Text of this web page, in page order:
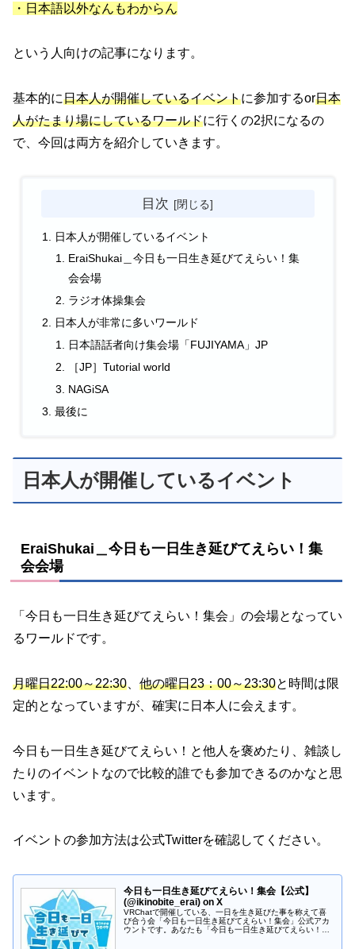
・日本語以外なんもわからん
という人向けの記事になります。
基本的に日本人が開催しているイベントに参加するor日本
人がたまり場にしているワールドに行くの2択になるの
で、今回は両方を紹介していきます。
目次
日本人が開催しているイベント
EraiShukai＿今日も一日生き延びてえらい！集
会会場
ラジオ体操集会
日本人が非常に多いワールド
日本語話者向け集会場「FUJIYAMA」JP
［JP］Tutorial world
NAGiSA
最後に
日本人が開催しているイベント
EraiShukai＿今日も一日生き延びてえらい！集
会会場
「今日も一日生き延びてえらい！集会」の会場となってい
るワールドです。
月曜日22:00～22:30 他の曜日23：00～23:30と時間は限
定的となっていますが、確実に日本人に会えます。
今日も一日生き延びてえらい！と他人を褒めたり、雑談し
たりのイベントなので比較的誰でも参加できるのかなと思
います。
イベントの参加方法は公式Twitterを確認してください。
今日も一日生き延びてえらい！集会【公式】
(@ikinobite_erai) on X
VRChatで開催している、一日を生き延びた事を称えて喜
び合う会「今日も一日生き延びてえらい！集会」公式アカ
ウントです。あなたも「今日も一日生き延びてえらい！」